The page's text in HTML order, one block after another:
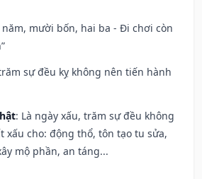
năm, mười bốn, hai ba - Đi chơi còn
sự đều kỵ không nên tiến hành
: Là ngày xấu, trăm sự đều không
xấu cho: động thổ, tôn tạo tu sửa,
mộ phần, an táng...